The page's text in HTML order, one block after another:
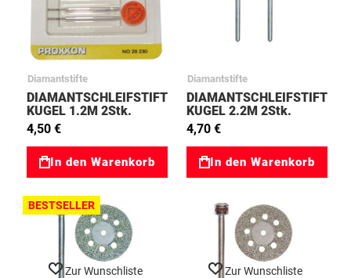
Diamantstifte
DIAMANTSCHLEIFSTIFT
KUGEL 1.2M 2Stk.
03028230
4,50 €
In den Warenkorb
Diamantstifte
DIAMANTSCHLEIFSTIFT
KUGEL 2.2M 2Stk.
03028232
4,70 €
In den Warenkorb
Zur Wunschliste
BESTSELLER
Zur Wunschliste